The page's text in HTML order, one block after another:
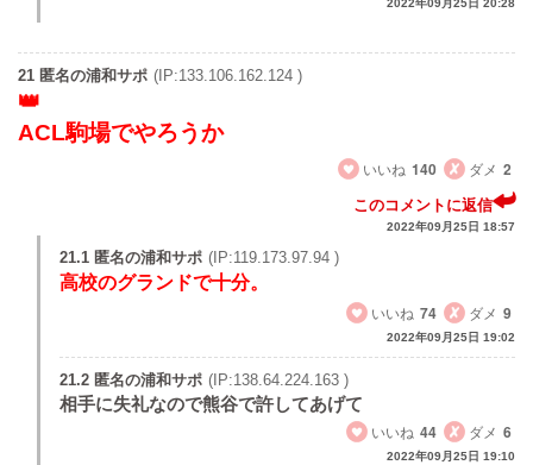
21 匿名の浦和サポ (IP:133.106.162.124 )
ACL駒場でやろうか
いいね 140 ダメ 2
このコメントに返信
2022年09月25日 18:57
21.1 匿名の浦和サポ (IP:119.173.97.94 )
高校のグランドで十分。
いいね 74 ダメ 9
2022年09月25日 19:02
21.2 匿名の浦和サポ (IP:138.64.224.163 )
相手に失礼なので熊谷で許してあげて
いいね 44 ダメ 6
2022年09月25日 19:10